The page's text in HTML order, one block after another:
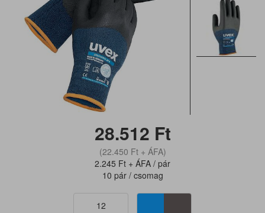
28.512 Ft
(22.450 Ft+ ÁFA)
2.245 Ft + ÁFA / pár
10 pár / csomag
12